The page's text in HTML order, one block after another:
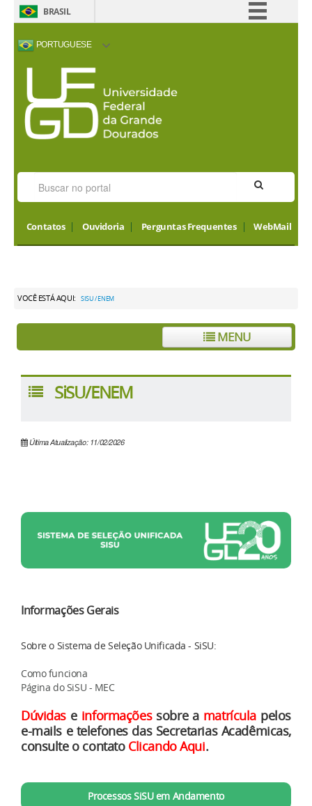
BRASIL
PORTUGUESE
ACESSIBILIDADE ALTO CONTRASTE
VISITORS
Contatos Ouvidoria Perguntas Frequentes WebMail
VOCÊ ESTÁ AQUI: SISU / ENEM
MENU
SiSU/ENEM
Última Atualização: 11/02/2026
Informações Gerais
Sobre o Sistema de Seleção Unificada - SiSU:
Como funciona
Página do SiSU - MEC
Dúvidas e informaçõessobre a matrícula pelos
e-mails e telefones das Secretarias Acadêmicas,
consulte o contato Clicando Aqui.
Processos SiSU em Andamento